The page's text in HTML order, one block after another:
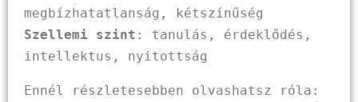
Szellemi szint : tanulás, érdeklődés,
intellektus, nyitottság